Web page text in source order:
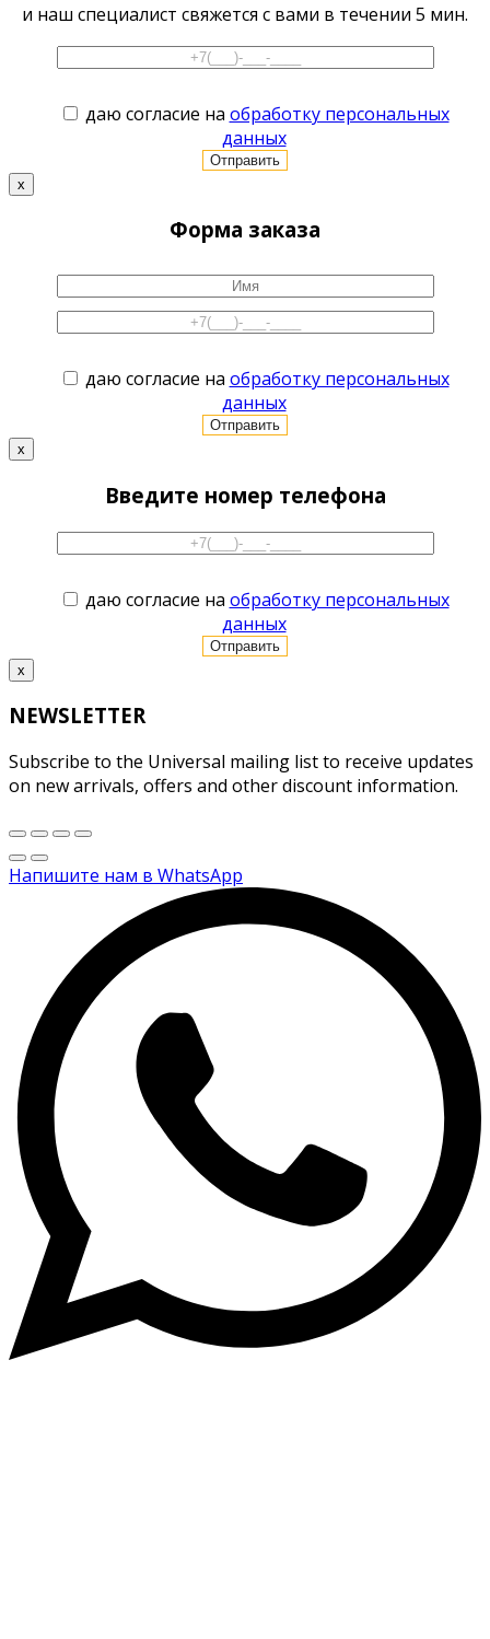
и наш специалист свяжется с вами в течении 5 мин.
даю согласие на обработку персональных
данных
x
Форма заказа
даю согласие на обработку персональных
данных
x
Введите номер телефона
даю согласие на обработку персональных
данных
x
NEWSLETTER
Subscribe to the Universal mailing list to receive updates
on new arrivals, offers and other discount information.
Напишите нам в WhatsApp